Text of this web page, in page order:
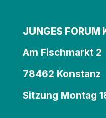
JUNGES FORUM
Am Fischmarkt 2
78462 Konstanz
Sitzung Montag